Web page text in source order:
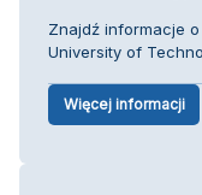
Znajdź informacje
University of
Więcej informacji